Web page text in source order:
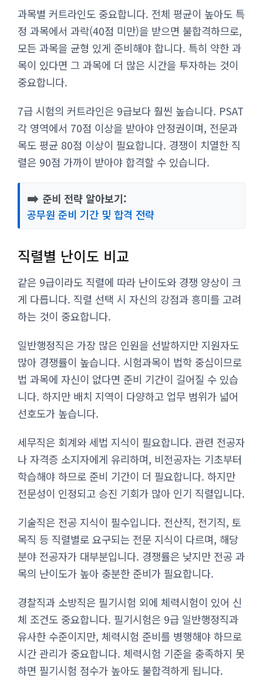
과목별 커트라인도 중요합니다. 전체 평균이 높아도 특
정 과목에서 과락(40점 미만)을 받으면 불합격하므로,
모든 과목을 균형 있게 준비해야 합니다. 특히 약한 과
목이 있다면 그 과목에 더 많은 시간을 투자하는 것이
중요합니다.
7급 시험의 커트라인은 9급보다 훨씬 높습니다. PSAT
각 영역에서 70점 이상을 받아야 안정권이며, 전문과
목도 평균 80점 이상이 필요합니다. 경쟁이 치열한 직
렬은 90점 가까이 받아야 합격할 수 있습니다.
➡️ 준비 전략 알아보기:
공무원 준비 기간 및 합격 전략
직렬별 난이도 비교
같은 9급이라도 직렬에 따라 난이도와 경쟁 양상이 크
게 다릅니다. 직렬 선택 시 자신의 강점과 흥미를 고려
하는 것이 중요합니다.
일반행정직은 가장 많은 인원을 선발하지만 지원자도
많아 경쟁률이 높습니다. 시험과목이 법학 중심이므로
법 과목에 자신이 없다면 준비 기간이 길어질 수 있습
니다. 하지만 배치 지역이 다양하고 업무 범위가 넓어
선호도가 높습니다.
세무직은 회계와 세법 지식이 필요합니다. 관련 전공자
나 자격증 소지자에게 유리하며, 비전공자는 기초부터
학습해야 하므로 준비 기간이 더 필요합니다. 하지만
전문성이 인정되고 승진 기회가 많아 인기 직렬입니다.
기술직은 전공 지식이 필수입니다. 전산직, 전기직, 토
목직 등 직렬별로 요구되는 전문 지식이 다르며, 해당
분야 전공자가 대부분입니다. 경쟁률은 낮지만 전공 과
목의 난이도가 높아 충분한 준비가 필요합니다.
경찰직과 소방직은 필기시험 외에 체력시험이 있어 신
체 조건도 중요합니다. 필기시험은 9급 일반행정직과
유사한 수준이지만, 체력시험 준비를 병행해야 하므로
시간 관리가 중요합니다. 체력시험 기준을 충족하지 못
하면 필기시험 점수가 높아도 불합격하게 됩니다.